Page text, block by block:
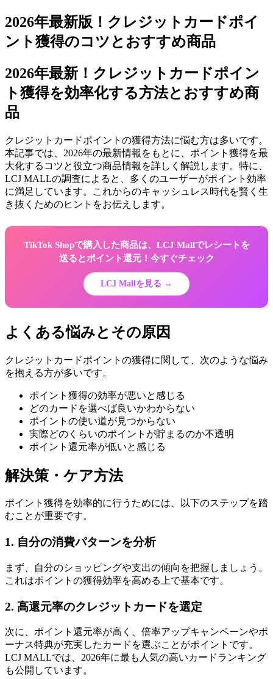
2026年最新版！クレジットカードポイ
ント獲得のコツとおすすめ商品
2026年最新！クレジットカードポイン
ト獲得を効率化する方法とおすすめ商
品
クレジットカードポイントの獲得方法に悩む方は多いです。
本記事では、2026年の最新情報をもとに、ポイント獲得を最
大化するコツと役立つ商品情報を詳しく解説します。特に、
LCJ MALLの調査によると、多くのユーザーがポイント効率
に満足しています。これからのキャッシュレス時代を賢く生
き抜くためのヒントをお伝えします。
TikTok Shopで購入した商品は、LCJ Mallでレシートを
送るとポイント還元！今すぐチェック
LCJ Mallを見る →
よくある悩みとその原因
クレジットカードポイントの獲得に関して、次のような悩み
を抱える方が多いです。
ポイント獲得の効率が悪いと感じる
どのカードを選べば良いかわからない
ポイントの使い道が見つからない
実際どのくらいのポイントが貯まるのか不透明
ポイント還元率が低いと感じる
解決策・ケア方法
ポイント獲得を効率的に行うためには、以下のステップを踏
むことが重要です。
1. 自分の消費パターンを分析
まず、自分のショッピングや支出の傾向を把握しましょう。
これはポイントの獲得効率を高める上で基本です。
2. 高還元率のクレジットカードを選定
次に、ポイント還元率が高く、倍率アップキャンペーンやボ
ーナス特典が充実したカードを選ぶことがポイントです。
LCJ MALLでは、2026年に最も人気の高いカードランキング
も公開しています。